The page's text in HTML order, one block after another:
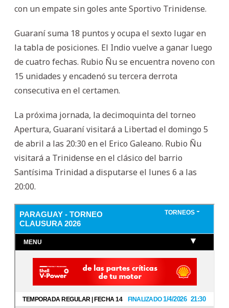
con un empate sin goles ante Sportivo Trinidense.
Guaraní suma 18 puntos y ocupa el sexto lugar en
la tabla de posiciones. El Indio vuelve a ganar luego
de cuatro fechas. Rubio Ñu se encuentra noveno con
15 unidades y encadenó su tercera derrota
consecutiva en el certamen.
La próxima jornada, la decimoquinta del torneo
Apertura, Guaraní visitará a Libertad el domingo 5
de abril a las 20:30 en el Erico Galeano. Rubio Ñu
visitará a Trinidense en el clásico del barrio
Santísima Trinidad a disputarse el lunes 6 a las
20:00.